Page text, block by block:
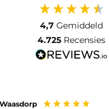
4,7 Gemiddeld
4.725 Recensies